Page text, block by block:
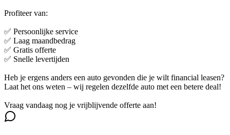
Profiteer van:
✅ Persoonlijke service
✅ Laag maandbedrag
✅ Gratis offerte
✅ Snelle levertijden
Heb je ergens anders een auto gevonden die je wilt financial leasen?
Laat het ons weten – wij regelen dezelfde auto met een betere deal!
Vraag vandaag nog je vrijblijvende offerte aan!